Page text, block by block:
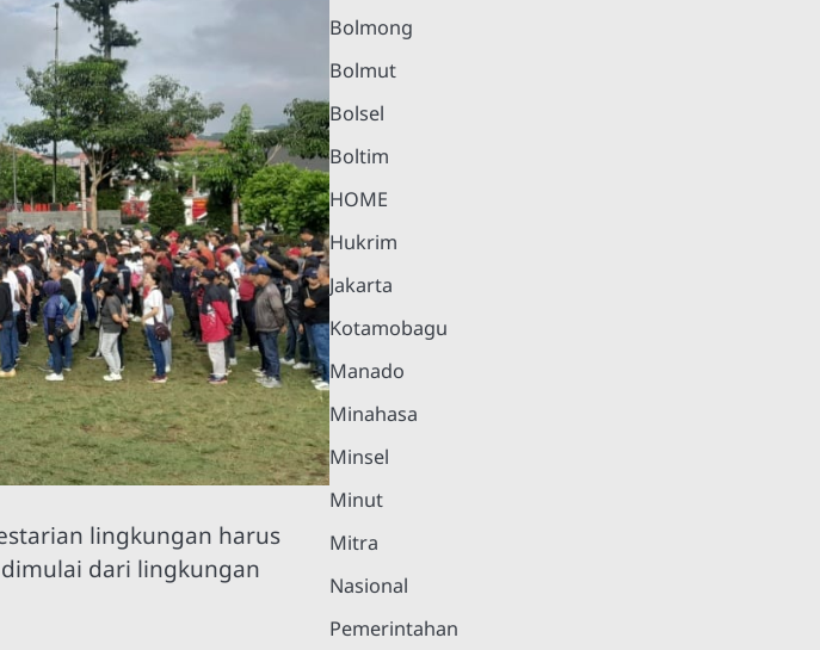
lingkungan harus
dari lingkungan
Bolmong
Bolmut
Bolsel
Boltim
HOME
Hukrim
Jakarta
Kotamobagu
Manado
Minahasa
Minsel
Minut
Mitra
Nasional
Pemerintahan